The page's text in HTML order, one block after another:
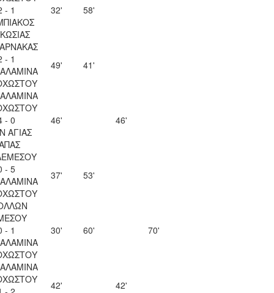
- 1
32' 58'
- 1
49' 41'
- 0
ΑΓΙΑΣ
46' 46'
- 5
37' 53'
- 1
30' 60' 70'
42' 42'